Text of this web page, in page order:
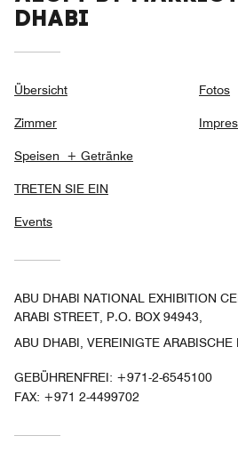
DHABI
Übersicht
Zimmer
Speisen + Getränke
TRETEN SIE EIN
Events
Fotos
ABU DHABI NATIONAL EXHIBITION
ARABI STREET, P.O. BOX 94943,
ABU DHABI, VEREINIGTE ARABISCHE
GEBÜHRENFREI: +971-2-6545100
FAX: +971 2-4499702